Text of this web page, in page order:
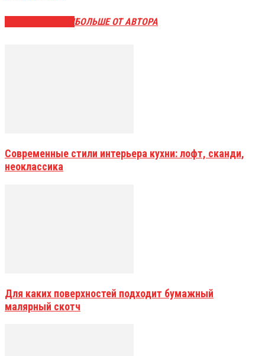
БОЛЬШЕ ОТ АВТОРА
Современные стили интерьера кухни: лофт, сканди,
неоклассика
Для каких поверхностей подходит бумажный
малярный скотч